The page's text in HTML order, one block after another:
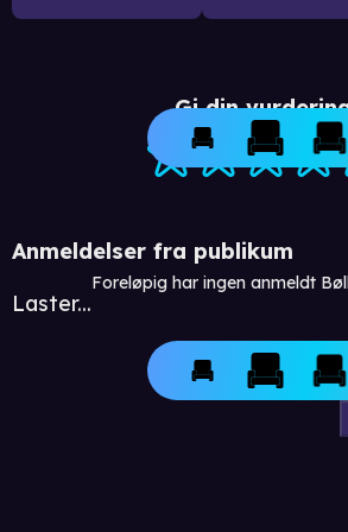
Gi din
Anmeldelser fra publikum
Laster...
Foreløpig har ingen anmeldt